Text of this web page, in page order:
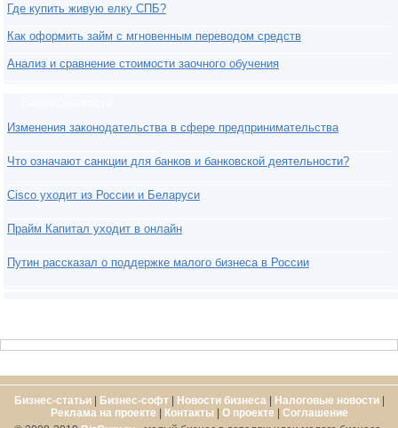
Где купить живую елку СПБ?
Как оформить займ с мгновенным переводом средств
Анализ и сравнение стоимости заочного обучения
Изменения законодательства в сфере предпринимательства
Что означают санкции для банков и банковской деятельности?
Cisco уходит из России и Беларуси
Прайм Капитал уходит в онлайн
Путин рассказал о поддержке малого бизнеса в России
Бизнес-статьи| Бизнес-софт| Новости бизнеса | Налоговые новости|
Реклама на проекте | Контакты| О проекте | Cоглашение